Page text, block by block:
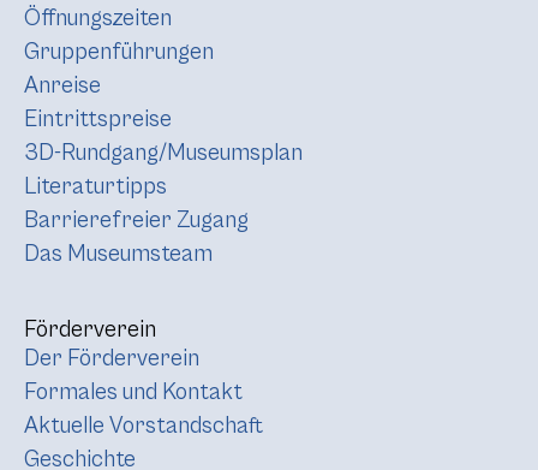
Öffnungszeiten
Gruppenführungen
Anreise
Eintrittspreise
3D-Rundgang/Museumsplan
Literaturtipps
Barrierefreier Zugang
Das Museumsteam
Förderverein
Der Förderverein
Formales und Kontakt
Aktuelle Vorstandschaft
Geschichte